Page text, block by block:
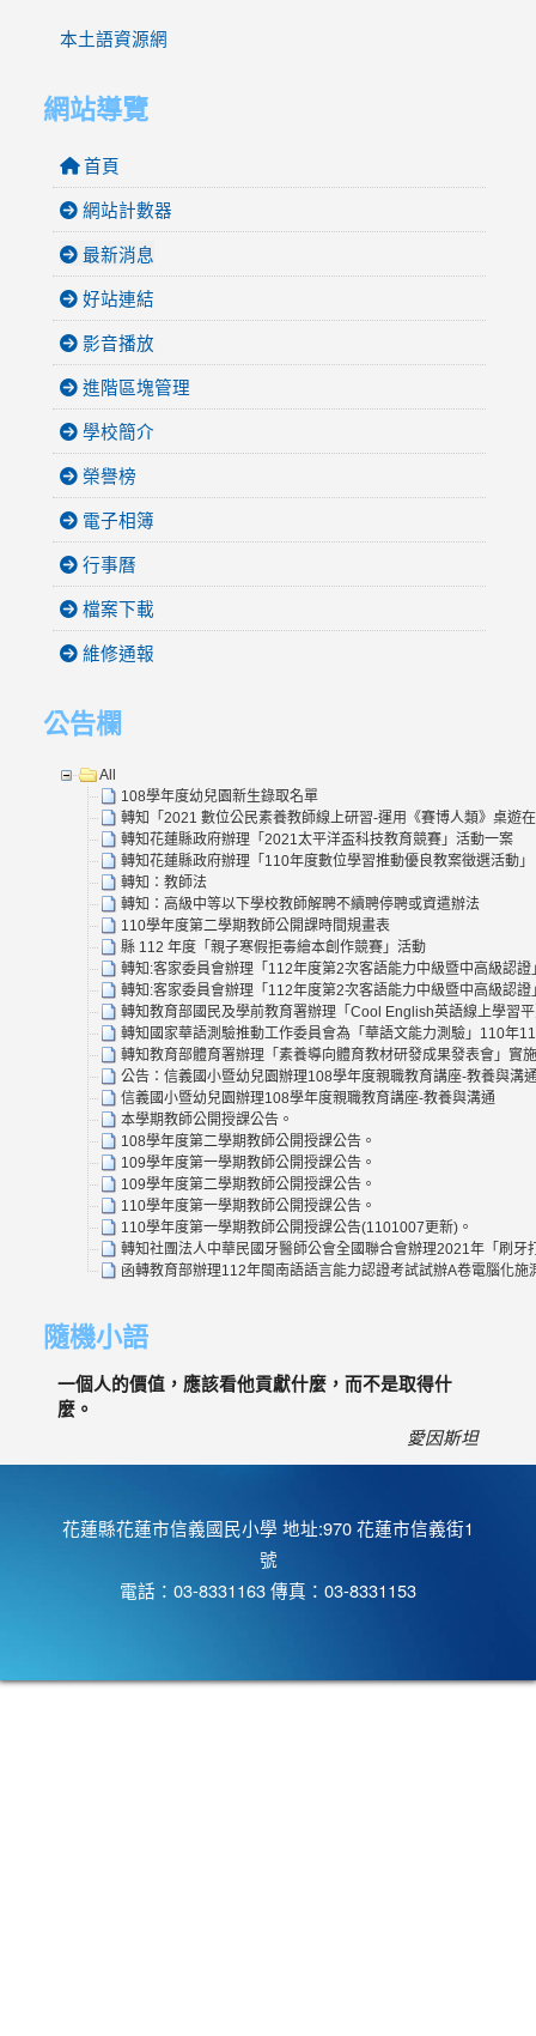
本土語資源網
網站導覽
首頁
網站計數器
最新消息
好站連結
影音播放
進階區塊管理
學校簡介
榮譽榜
電子相簿
行事曆
檔案下載
維修通報
公告欄
All
108學年度幼兒園新生錄取名單
轉知「2021 數位公民素養教師線上研習-運用《賽博人類》桌遊
轉知花蓮縣政府辦理「2021太平洋盃科技教育競賽」活動一案
轉知花蓮縣政府辦理「110年度數位學習推動優良教案徵選活動」
轉知：教師法
轉知：高級中等以下學校教師解聘不續聘停聘或資遣辦法
110學年度第二學期教師公開課時間規畫表
縣 112 年度「親子寒假拒毒繪本創作競賽」活動
轉知:客家委員會辦理「112年度第2次客語能力中級暨中高級認
轉知:客家委員會辦理「112年度第2次客語能力中級暨中高級認
轉知教育部國民及學前教育署辦理「Cool English英語線上學習
轉知國家華語測驗推動工作委員會為「華語文能力測驗」110年
轉知教育部體育署辦理「素養導向體育教材研發成果發表會」實
公告：信義國小暨幼兒園辦理108學年度親職教育講座-教養與溝
信義國小暨幼兒園辦理108學年度親職教育講座-教養與溝通
本學期教師公開授課公告。
108學年度第二學期教師公開授課公告。
109學年度第一學期教師公開授課公告。
109學年度第二學期教師公開授課公告。
110學年度第一學期教師公開授課公告。
110學年度第一學期教師公開授課公告(1101007更新)。
轉知社團法人中華民國牙醫師公會全國聯合會辦理2021年「刷牙
函轉教育部辦理112年閩南語語言能力認證考試試辦A卷電腦化
隨機小語
一個人的價值，應該看他貢獻什麼，而不是取得什
麼。
愛因斯坦
花蓮縣花蓮市信義國民小學 地址:970 花蓮市信義街1
號
電話：03-8331163 傳真：03-8331153